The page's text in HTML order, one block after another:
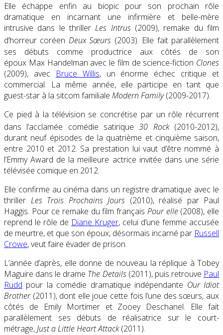
Elle échappe enfin au biopic pour son prochain rôle
dramatique en incarnant une infirmière et belle-mère
intrusive dans le thrillerLes Intrus (2009), remake du film
d’horreur coréen Deux Sœurs (2003). Elle fait parallèlement
ses débuts comme productrice aux côtés de son
époux Max Handelman avec le film de science-fiction Clones
(2009), avec Bruce Willis, un énorme échec critique et
commercial. La même année, elle participe en tant que
guest-star à la sitcom familiale Modern Family(2009-2017).
Ce pied à la télévision se concrétise par un rôle récurrent
dans l’acclamée comédie satirique30 Rock (2010-2012),
durant neuf épisodes de la quatrième et cinquième saison,
entre 2010 et 2012. Sa prestation lui vaut d’être nommé à
l’Emmy Award de la meilleure actrice invitée dans une série
télévisée comique en 2012.
Elle confirme au cinéma dans un registre dramatique avec le
thriller Les Trois Prochains Jours (2010), réalisé par Paul
Haggis. Pour ce remake du film français Pour elle (2008), elle
reprend le rôle de Diane Kruger, celui d’une femme accusée
de meurtre, et que son époux, désormais incarné par Russell
Crowe, veut faire évader de prison.
L’année d’après, elle donne de nouveau la réplique à Tobey
Maguire dans le drame The Details (2011), puis retrouve Paul
Rudd pour la comédie dramatique indépendante Our Idiot
Brother (2011), dont elle joue cette fois l’une des sœurs, aux
côtés de Emily Mortimer et Zooey Deschanel. Elle fait
parallèlement ses débuts de réalisatrice sur le court-
métrage,Just a Little Heart Attack(2011).